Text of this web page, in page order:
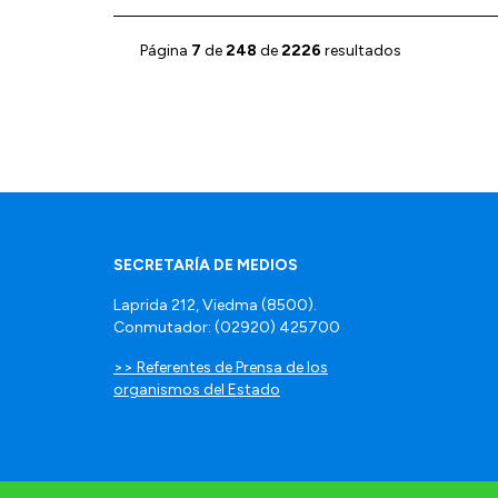
Página 7 de248 de2226 resultados
SECRETARÍA DE MEDIOS
Laprida 212, Viedma (8500).
Conmutador: (02920) 425700
>> Referentes de Prensa de los
organismos del Estado